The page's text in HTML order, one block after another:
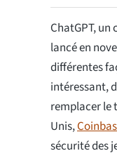
ChatGPT,
lancé en
différentes
intéressant,
remplacer le
Unis,
sécurité des